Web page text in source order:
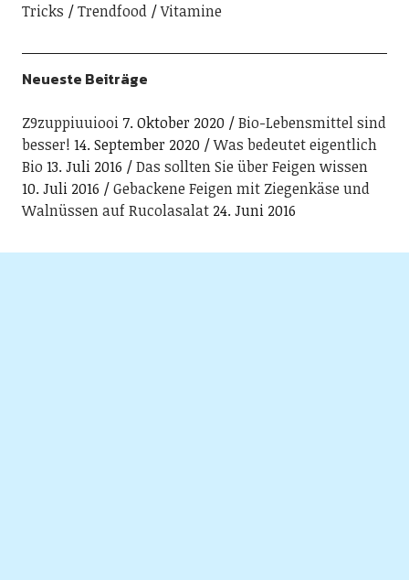
Tricks
Trendfood Vitamine
Neueste Beiträge
Z9zuppiuuiooi 7. Oktober 2020
Bio-Lebensmittel sind
besser! 14. September 2020
Was bedeutet eigentlich
Bio 13. Juli 2016
Das sollten Sie über Feigen wissen
10. Juli 2016
Gebackene Feigen mit Ziegenkäse und
Walnüssen auf Rucolasalat 24. Juni 2016